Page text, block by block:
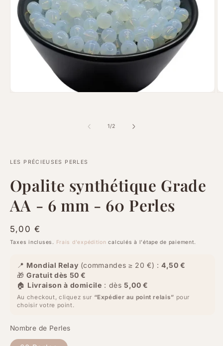
1 /de
2
LES PRÉCIEUSES PERLES
Opalite synthétique Grade
AA - 6 mm - 60 Perles
Prix
habituel
5,00 €
Taxes incluses. Frais d'expédition calculés à l'étape de paiement.
📍 Mondial Relay (commandes ≥ 20 €) :4,50 €
🎁Gratuit dès 50 €
🏠 Livraison à domicile : dès5,00 €
Au checkout, cliquez sur “Expédier au point relais” pour
choisir votre point.
Nombre de Perles